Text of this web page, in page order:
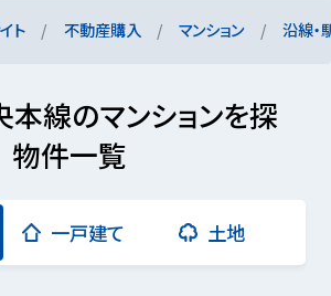
ト 不動産購入 マンション 沿線・
本線のマンションを探
件一覧
一戸建て 土地